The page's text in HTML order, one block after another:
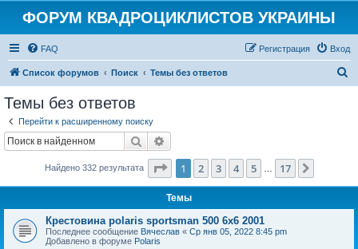
ФОРУМ КВАДРОЦИКЛИСТОВ УКРАИНЫ
FAQ Вход
Регистрация
Список форумов Поиск Темы без ответов
Темы без ответов
Перейти к расширенному поиску
Поиск
Найдено 332 результата Страница из 17
1 2 3 4 5 17
Темы
Крестовина polaris sportsman 500 6x6 2001
Последнее сообщение Вячеслав « Ср янв 05, 2022 8:45 pm
Добавлено в форуме Polaris